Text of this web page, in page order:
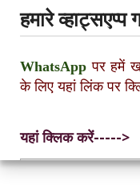
हमारे
WhatsApp पर हमें
के लिए यहां लिंक पर
यहां क्लिक करें----->